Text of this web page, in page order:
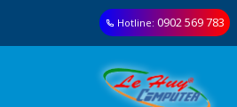
Hotline: 0902 569 783